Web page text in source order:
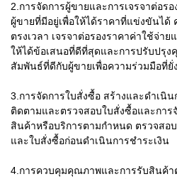
2.การจัดการผู้ขายและการเจรจาต่อร
ผู้ขายที่มีอยู่เพื่อให้ได้ราคาที่แข่งขันไ
ตรงเวลา เจรจาต่อรองราคาค่าใช้จ่า
ให้ได้ข้อเสนอที่ดีที่สุดและการปรับปรุ
สัมพันธ์ที่ดีกับผู้ขายเพื่อความร่วมมือที่ยั่
3.การจัดการใบสั่งซื้อ สร้างและดำเนิน
ติดตามและตรวจสอบใบสั่งซื้อและการ
สินค้าหรือบริการตามกำหนด ตรวจสอ
และใบสั่งซื้อก่อนดำเนินการชำระเงิน
4.การควบคุมคุณภาพและการรับสินค้